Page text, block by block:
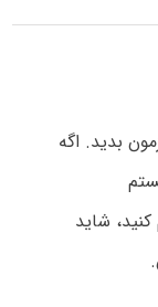
بدید. اگه
شاید